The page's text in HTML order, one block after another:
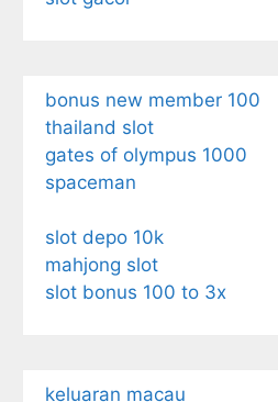
bonus new member 100
thailand slot
gates of olympus 1000
spaceman
slot depo 10k
mahjong slot
slot bonus 100 to 3x
keluaran macau